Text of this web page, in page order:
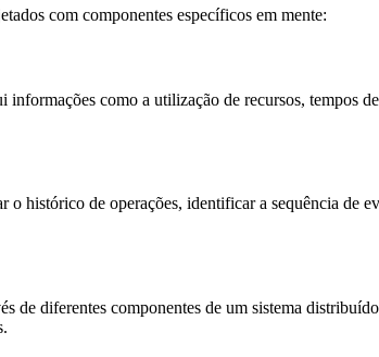
com componentes específicos em mente:
como a utilização de recursos, tempos
histórico de operações, identificar a sequência de
de diferentes componentes de um sistema